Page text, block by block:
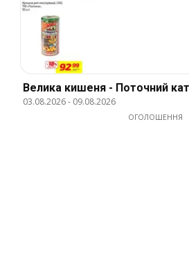
Велика кишеня - Поточний
03.08.2026- 09.08.2026
ОГОЛОШЕННЯ